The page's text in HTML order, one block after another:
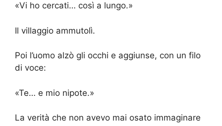
«Vi ho cercati… così a lungo.»
Il villaggio ammutolì.
Poi l’uomo alzò gli occhi e aggiunse, con un filo
di voce:
«Te… e mio nipote.»
La verità che non avevo mai osato immaginare